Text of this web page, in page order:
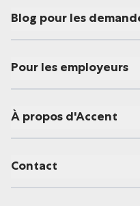
Blog pour les
Pour les employeurs
À propos d'Accent
Contact